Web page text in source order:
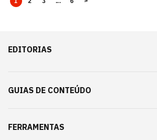
EDITORIAS
GUIAS DE CONTEÚDO
FERRAMENTAS